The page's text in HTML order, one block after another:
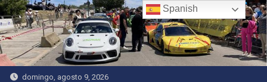
Saltar
al
contenido
domingo, agosto 9, 2026
Spanish